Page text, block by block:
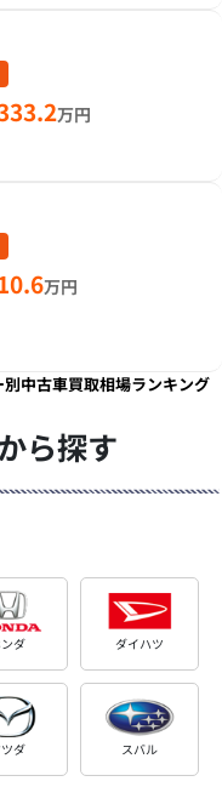
万円
万円
別中古車買取相場ランキング
ら探す
ダ ダイハツ
ダ スバル